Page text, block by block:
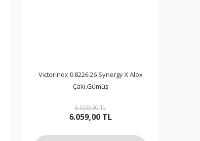
Victorinox 0.8226.26 Synergy X Alox
Çakı,Gümüş
6.500,00 TL
6.059,00 TL